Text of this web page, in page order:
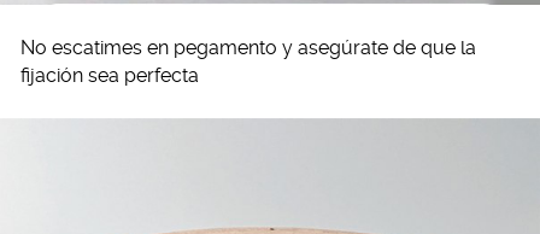
No escatimes en pegamento y asegúrate de que la
fijación sea perfecta